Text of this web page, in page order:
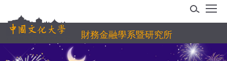
到
主
要
內
財務金融學系暨研究所